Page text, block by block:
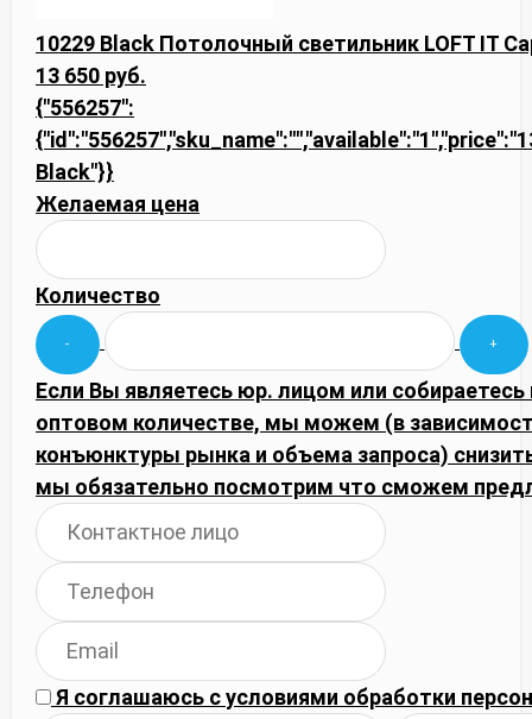
10229 Black Потолочный светильник LOFT IT
13 650 руб.
{"556257":
Black"}}
Желаемая цена
Количество
Если Вы являетесь юр. лицом или собираетесь
оптовом количестве, мы можем (в
конъюнктуры рынка и объема запроса)
мы обязательно посмотрим что сможем
Я соглашаюсь сусловиями обработки